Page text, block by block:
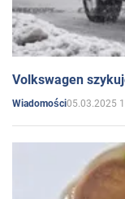
Volkswagen
Wiadomości05.03.2025